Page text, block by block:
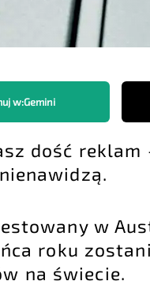
w:Gemini
dość reklam
w
roku
na świecie.